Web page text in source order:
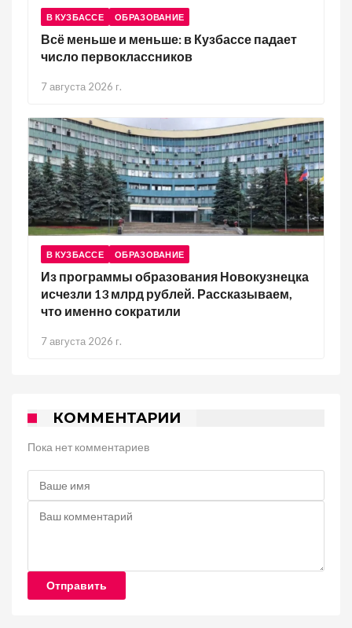
В КУЗБАССЕ ОБРАЗОВАНИЕ
Всё меньше и меньше: в Кузбассе падает
число первоклассников
7 августа 2026 г.
В КУЗБАССЕ ОБРАЗОВАНИЕ
Из программы образования Новокузнецка
исчезли 13 млрд рублей. Рассказываем,
что именно сократили
7 августа 2026 г.
КОММЕНТАРИИ
Пока нет комментариев
Отправить